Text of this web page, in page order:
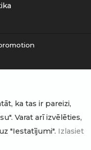
ka tas ir pareizi,
Varat arī izvēlēties,
"Iestatījumi". Izlasiet